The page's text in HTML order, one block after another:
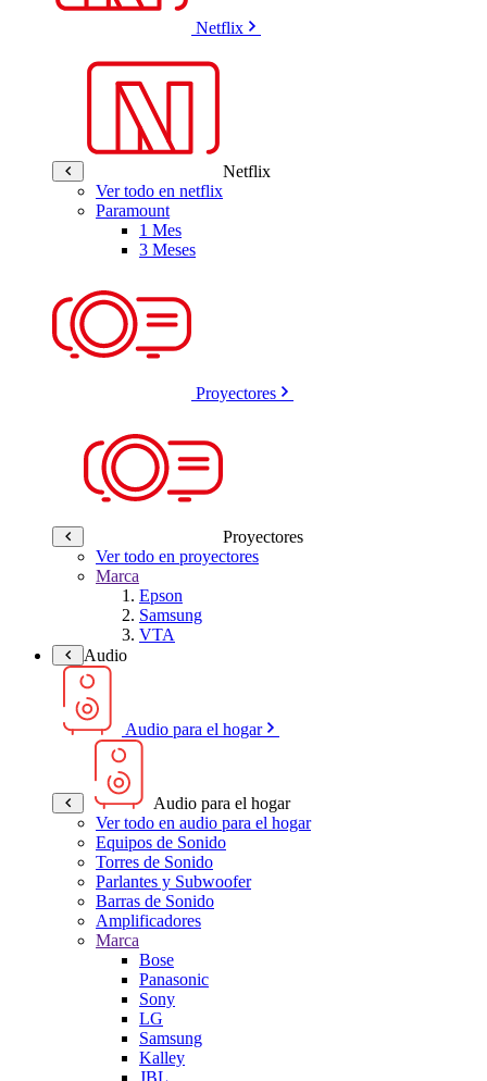
Netflix
Netflix
Ver todo en netflix
Paramount
1 Mes
3 Meses
Proyectores
Proyectores
Ver todo en proyectores
Marca
Epson
Samsung
VTA
Audio
Audio para el hogar
Audio para el hogar
Ver todo en audio para el hogar
Equipos de Sonido
Torres de Sonido
Parlantes y Subwoofer
Barras de Sonido
Amplificadores
Marca
Bose
Panasonic
Sony
LG
Samsung
Kalley
JBL